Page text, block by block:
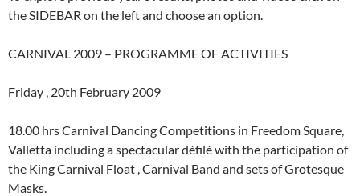
the SIDEBAR on the left and choose an option.
CARNIVAL 2009 – PROGRAMME OF ACTIVITIES
Friday , 20th February 2009
18.00 hrs Carnival Dancing Competitions in Freedom Square,
Valletta including a spectacular défilé with the participation of
the King Carnival Float , Carnival Band and sets of Grotesque
Masks.